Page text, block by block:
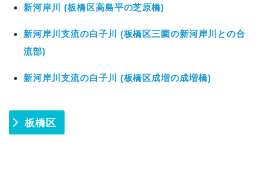
新河岸川 (板橋区高島平の芝原橋)
新河岸川支流の白子川 (板橋区三園の新河岸川との合
流部)
新河岸川支流の白子川 (板橋区成増の成増橋)
板橋区